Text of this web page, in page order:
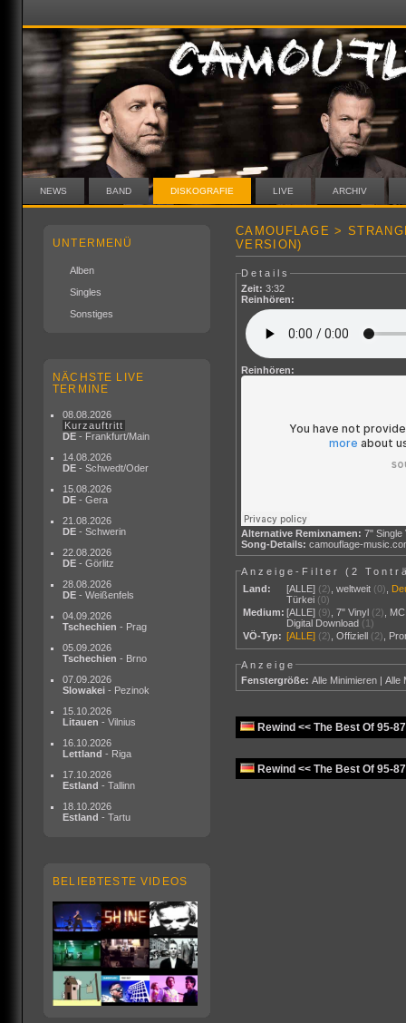
NEWS BAND DISKOGRAFIE LIVE ARCHIV
UNTERMENÜ
Alben
Singles
Sonstiges
NÄCHSTE LIVE
TERMINE
08.08.2026
Kurzauftritt
DE - Frankfurt/Main
14.08.2026
DE - Schwedt/Oder
15.08.2026
DE - Gera
21.08.2026
DE - Schwerin
22.08.2026
DE - Görlitz
28.08.2026
DE - Weißenfels
04.09.2026
Tschechien - Prag
05.09.2026
Tschechien - Brno
07.09.2026
Slowakei - Pezinok
15.10.2026
Litauen - Vilnius
16.10.2026
Lettland - Riga
17.10.2026
Estland - Tallinn
18.10.2026
Estland - Tartu
BELIEBTESTE VIDEOS
CAMOUFLAGE >
VERSION)
Details
Zeit: 3:32
Reinhören:
Reinhören:
Alternative Remixnamen: 7"
Song-Details: camouflage-
Anzeige-Filter (2
Land:
[ALLE] (2) ,weltweit (0)
Türkei (0)
Medium: [ALLE] (9) ,7" Vinyl (2)
MC
Digital Download (1)
VÖ-Typ: [ALLE] (2) ,Offiziell (2)
Anzeige
Fenstergröße: Alle Minimieren |Alle
Rewind << The Best Of 95-
Rewind << The Best Of 95-